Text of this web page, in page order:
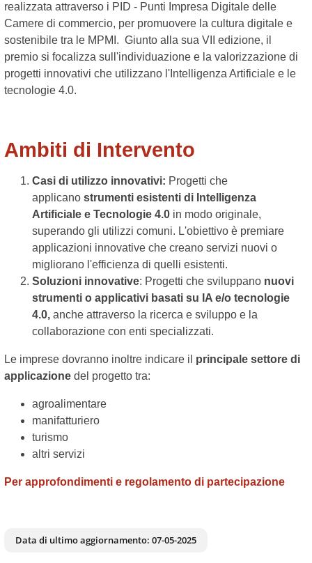
realizzata attraverso i PID - Punti Impresa Digitale delle
Camere di commercio, per promuovere la cultura digitale e
sostenibile tra le MPMI. Giunto alla sua VII edizione, il
premio si focalizza sull'individuazione e la valorizzazione di
progetti innovativi che utilizzano l'Intelligenza Artificiale e le
tecnologie 4.0.
Ambiti di Intervento
Casi di utilizzo innovativi: Progetti che
applicano strumenti esistenti di Intelligenza
Artificiale e Tecnologie 4.0 in modo originale,
superando gli utilizzi comuni. L'obiettivo è premiare
applicazioni innovative che creano servizi nuovi o
migliorano l'efficienza di quelli esistenti.
Soluzioni innovative: Progetti che sviluppano nuovi
strumenti o applicativi basati su IA e/o tecnologie
4.0, anche attraverso la ricerca e sviluppo e la
collaborazione con enti specializzati.
Le imprese dovranno inoltre indicare il principale settore di
applicazione del progetto tra:
agroalimentare
manifatturiero
turismo
altri servizi
Per approfondimenti e regolamento di partecipazione
Data di ultimo aggiornamento: 07-05-2025